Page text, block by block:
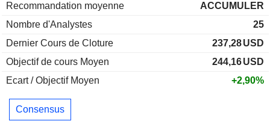
Recommandation moyenne
ACCUMULER
Nombre d'Analystes
25
Dernier Cours de Cloture
237,28USD
Objectif de cours Moyen
244,16USD
Ecart / Objectif Moyen
+2,90%
Consensus